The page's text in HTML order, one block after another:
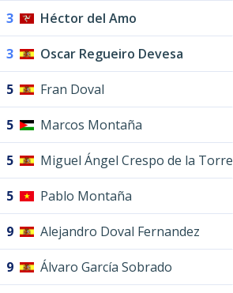
3 Héctor del Amo
3 Oscar Regueiro Devesa
5 Fran Doval
5 Marcos Montaña
5 Miguel Ángel Crespo de la Torre
5 Pablo Montaña
9 Alejandro Doval Fernandez
9 Álvaro García Sobrado